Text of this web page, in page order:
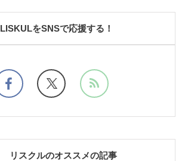
LISKULをSNSで応援する！
リスクルのオススメの記事